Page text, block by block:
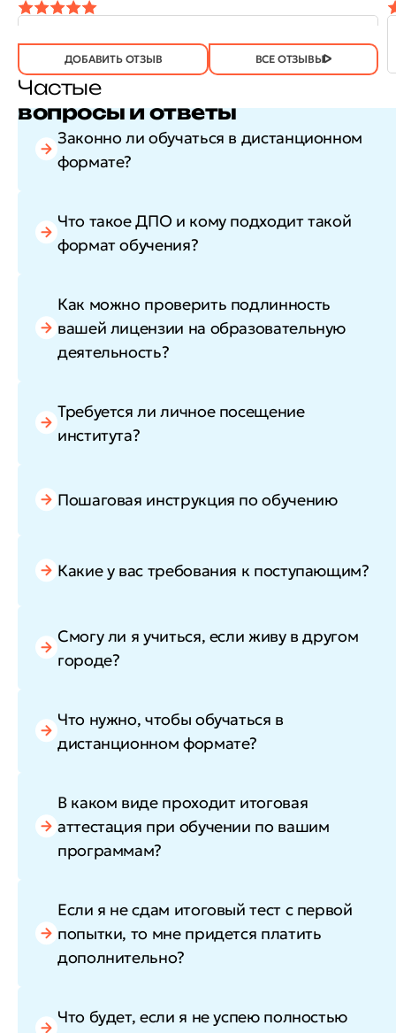
ПОЛЕЗЕН?
ДА(746) НЕТ(21)
ДОБАВИТЬ ОТЗЫВ ВСЕ ОТЗЫВЫ
Частые
вопросы и ответы
Законно ли обучаться в дистанционном
формате?
Что такое ДПО и кому подходит такой
формат обучения?
Как можно проверить подлинность
вашей лицензии на образовательную
деятельность?
Требуется ли личное посещение
института?
Пошаговая инструкция по обучению
Какие у вас требования к поступающим?
Смогу ли я учиться, если живу в другом
городе?
Что нужно, чтобы обучаться в
дистанционном формате?
В каком виде проходит итоговая
аттестация при обучении по вашим
программам?
Если я не сдам итоговый тест с первой
попытки, то мне придется платить
дополнительно?
Что будет, если я не успею полностью